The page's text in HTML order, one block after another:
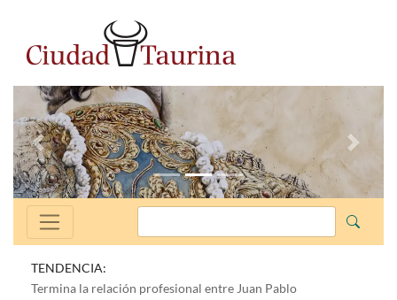
Anterior
TENDENCIA:
Termina la relación profesional entre Juan Pablo